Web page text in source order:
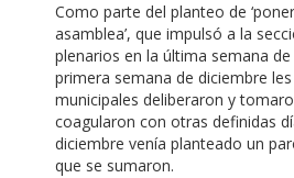
Como parte del planteo de
asamblea’, que impulsó a la
plenarios en la última semana
primera semana de diciembre
municipales deliberaron y
coagularon con otras definidas
diciembre venía planteado un
que se sumaron.